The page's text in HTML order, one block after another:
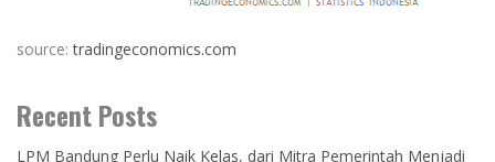
source:tradingeconomics.com
Recent Posts
LPM Bandung Perlu Naik Kelas, dari Mitra Pemerintah Menjadi